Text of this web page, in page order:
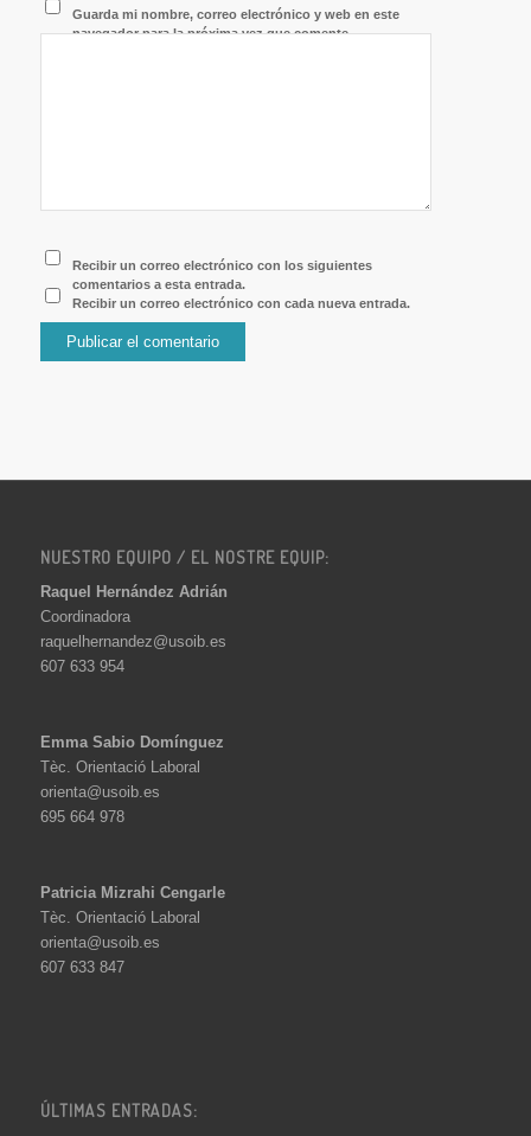
Guarda mi nombre, correo electrónico y web en este
navegador para la próxima vez que comente.
Recibir un correo electrónico con los siguientes
comentarios a esta entrada.
Recibir un correo electrónico con cada nueva entrada.
NUESTRO EQUIPO / EL NOSTRE EQUIP:
Raquel Hernández Adrián
Coordinadora
raquelhernandez@usoib.es
607 633 954
Emma Sabio Domínguez
Tèc. Orientació Laboral
orienta@usoib.es
695 664 978
Patricia Mizrahi Cengarle
Tèc. Orientació Laboral
orienta@usoib.es
607 633 847
ÚLTIMAS ENTRADAS: